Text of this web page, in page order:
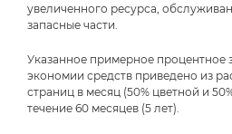
увеличенного ресурса,
запасные части.
Указанное примерное процентное
экономии средств приведено из
страниц в месяц (50% цветной и
течение 60 месяцев (5 лет).